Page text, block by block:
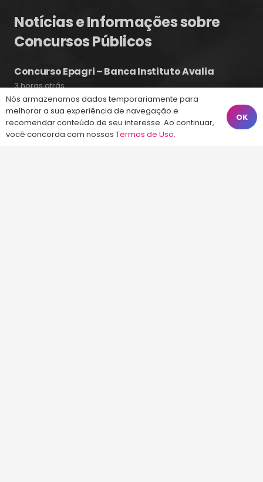
Notícias e Informações sobre
Concursos Públicos
Concurso Epagri – Banca Instituto Avalia
3 horas atrás
Concurso CASAN – Contratando Banca
4 ago às 14:51
Concurso Guarda Municipal de Balneário
Nós armazenamos dados temporariamente para
melhorar a sua experiência de navegação e
recomendar conteúdo de seu interesse. Ao continuar,
você concorda com nossos Termos de Uso.
OK